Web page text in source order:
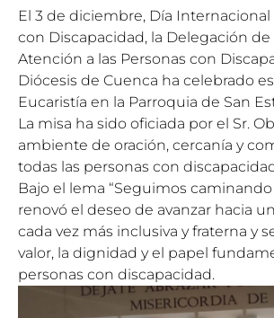
El 3 de diciembre, Día Internacional
con Discapacidad, la Delegación de
Atención a las Personas con
Diócesis de Cuenca ha celebrado
Eucaristía en la Parroquia de San
La misa ha sido oficiada por el Sr.
ambiente de oración, cercanía y
todas las personas con
Bajo el lema “Seguimos caminando
renovó el deseo de avanzar hacia
cada vez más inclusiva y fraterna y
valor, la dignidad y el papel
personas con discapacidad.